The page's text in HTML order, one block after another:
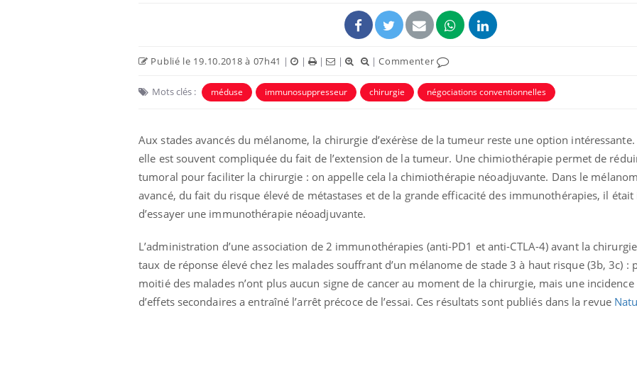
Publié le 19.10.2018 à 07h41 | | | | |Commenter
Mots clés : méduse immunosuppresseur chirurgie négociations conventionnelles
Aux stades avancés du mélanome, la chirurgie d’exérèse de la tumeur reste une option
elle est souvent compliquée du fait de l’extension de la tumeur. Une chimiothérapie permet de
tumoral pour faciliter la chirurgie : on appelle cela la chimiothérapie néoadjuvante. Dans le
avancé, du fait du risque élevé de métastases et de la grande efficacité des immunothérapies, il
d’essayer une immunothérapie néoadjuvante.
L’administration d’une association de 2 immunothérapies (anti-PD1 et anti-CTLA-4) avant la
taux de réponse élevé chez les malades souffrant d’un mélanome de stade 3 à haut risque (3b, 3c) :
moitié des malades n’ont plus aucun signe de cancer au moment de la chirurgie, mais une incidence
d’effets secondaires a entraîné l’arrêt précoce de l’essai. Ces résultats sont publiés dans la revue